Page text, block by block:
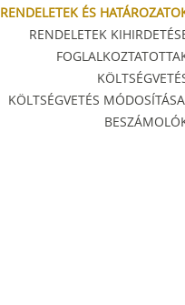
RENDELETEK ÉS
RENDELETEK
KÖLTSÉGVETÉS